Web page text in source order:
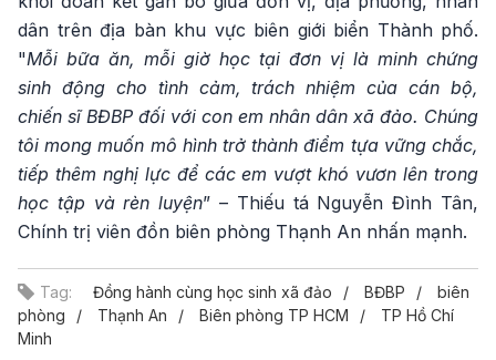
dân trên địa bàn khu vực biên giới biển Thành phố.
"Mỗi bữa ăn, mỗi giờ học tại đơn vị là minh chứng
sinh động cho tình cảm, trách nhiệm của cán bộ,
chiến sĩ BĐBP đối với con em nhân dân xã đảo. Chúng
tôi mong muốn mô hình trở thành điểm tựa vững chắc,
tiếp thêm nghị lực để các em vượt khó vươn lên trong
học tập và rèn luyện” – Thiếu tá Nguyễn Đình Tân,
Chính trị viên đồn biên phòng Thạnh An nhấn mạnh.
Tag: Đồng hành cùng học sinh xã đảo BĐBP
biên
phòng
Thạnh An Biên phòng TP HCM
TP Hồ Chí
Minh